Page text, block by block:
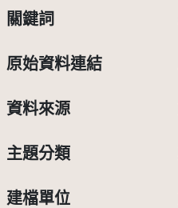
關鍵詞
原始資料連結
資料來源
主題分類
建檔單位